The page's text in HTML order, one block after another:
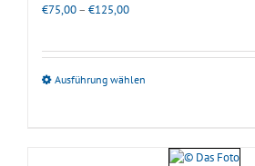
€75,00– €125,00Preisspanne:
€125,00
Ausführung wählen